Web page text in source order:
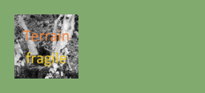
contenu